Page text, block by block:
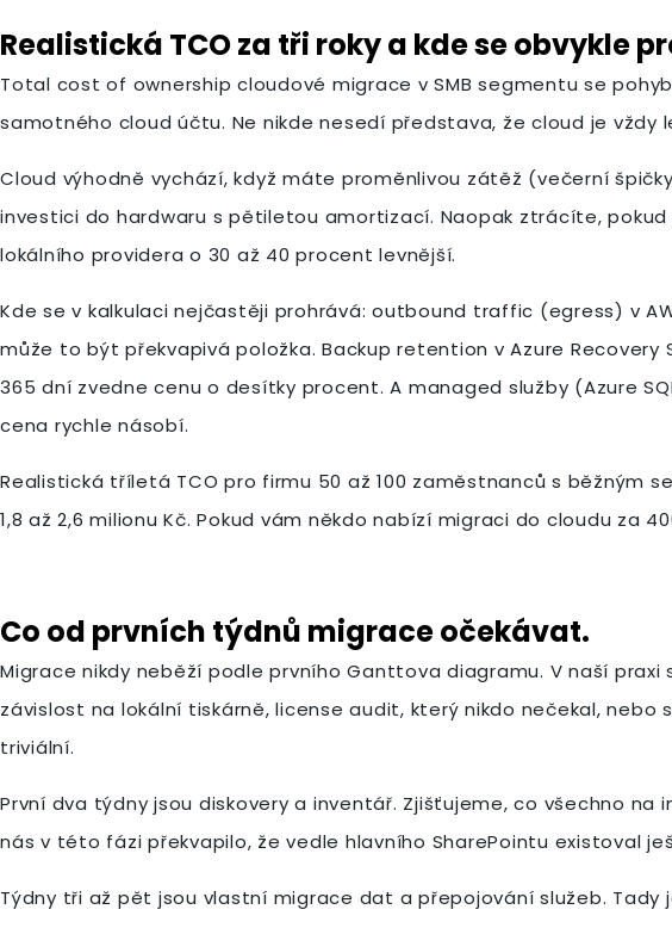
Realistická TCO za tři roky a kde se obvykle
Total cost of ownership cloudové migrace v SMB segmentu se
samotného cloud účtu. Ne nikde nesedí představa, že cloud je vždy
Cloud výhodně vychází, když máte proměnlivou zátěž (večerní
investici do hardwaru s pětiletou amortizací. Naopak ztrácíte,
lokálního providera o 30 až 40 procent levnější.
Kde se v kalkulaci nejčastěji prohrává: outbound traffic (egress) v
může to být překvapivá položka. Backup retention v Azure
365 dní zvedne cenu o desítky procent. A managed služby (Azure
cena rychle násobí.
Realistická tříletá TCO pro firmu 50 až 100 zaměstnanců s běžným
1,8 až 2,6 milionu Kč. Pokud vám někdo nabízí migraci do cloudu za
Co od prvních týdnů migrace očekávat.
Migrace nikdy neběží podle prvního Ganttova diagramu. V naší
závislost na lokální tiskárně, license audit, který nikdo nečekal,
triviální.
První dva týdny jsou diskovery a inventář. Zjišťujeme, co všechno
nás v této fázi překvapilo, že vedle hlavního SharePointu existoval
Týdny tři až pět jsou vlastní migrace dat a přepojování služeb.